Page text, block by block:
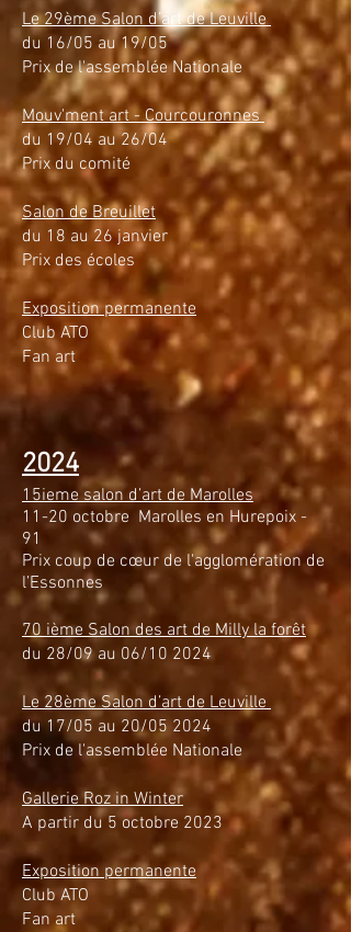
Le 29ème Salon d’art de Leuville
du 16/05 au 19/05
Prix de l'assemblée Nationale
Mouv'ment art - Courcouronnes
du 19/04 au 26/04
Prix du comité
Salon de Breuillet
​du 18 au 26 janvier
Prix des écoles
Exposition permanente
Club ATO
Fan art
2024
15ieme salon d’art de Marolles
11-20 octobre Marolles en Hurepoix -
91
Prix coup de cœur de l'agglomération de
l’Essonnes
70 ième Salon des art de Milly la forêt
du 28/09 au 06/10 2024
Le 28ème Salon d’art de Leuville
du 17/05 au 20/05 2024
Prix de l'assemblée Nationale
Gallerie Roz in Winter
A partir du 5 octobre 2023
Exposition permanente
Club ATO
Fan art